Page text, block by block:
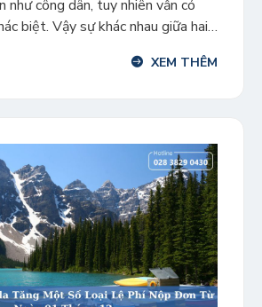
như công dân, tuy nhiên vẫn có
biệt. Vậy sự khác nhau giữa hai
tư cách thường trú hợp pháp
XEM THÊM